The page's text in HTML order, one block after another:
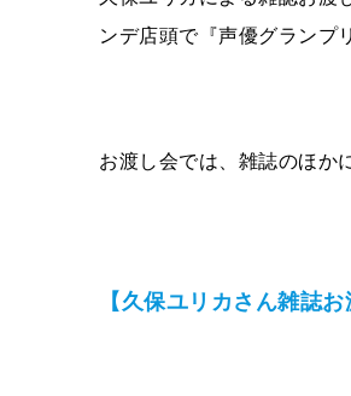
ンデ店頭で『声優グランプ
お渡し会では、雑誌のほか
【久保ユリカさん雑誌お